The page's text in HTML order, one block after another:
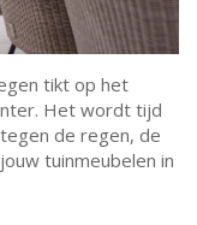
tikt op het
Het wordt tijd
de regen, de
tuinmeubelen in